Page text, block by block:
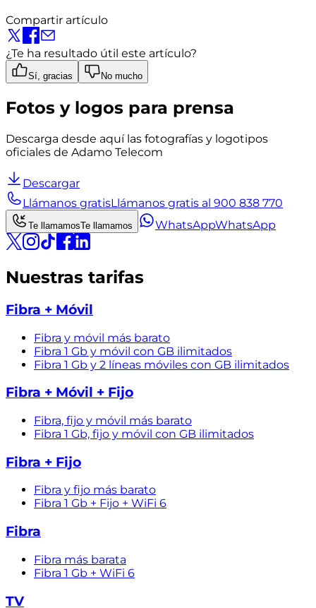
Compartir artículo
¿Te ha resultado útil este artículo?
Sí, gracias No mucho
Fotos y logos para prensa
Descarga desde aquí las fotografías y logotipos
oficiales de Adamo Telecom
Descargar
Llámanos gratisLlámanos gratis al 900 838 770
Te llamamosTe llamamos WhatsAppWhatsApp
Nuestras tarifas
Fibra + Móvil
Fibra y móvil más barato
Fibra 1 Gb y móvil con GB ilimitados
Fibra 1 Gb y 2 líneas móviles con GB ilimitados
Fibra + Móvil + Fijo
Fibra, fijo y móvil más barato
Fibra 1 Gb, fijo y móvil con GB ilimitados
Fibra + Fijo
Fibra y fijo más barato
Fibra 1 Gb + Fijo + WiFi 6
Fibra
Fibra más barata
Fibra 1 Gb + WiFi 6
TV